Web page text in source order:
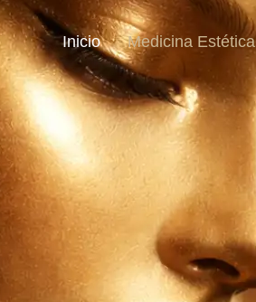
Inicio Medicina Estética